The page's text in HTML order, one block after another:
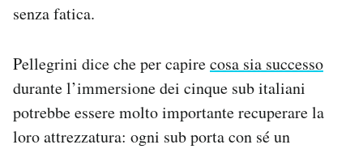
senza fatica.
Pellegrini dice che per capirecosa sia successo
durante l’immersione dei cinque sub italiani
potrebbe essere molto importante recuperare la
loro attrezzatura: ogni sub porta con sé un